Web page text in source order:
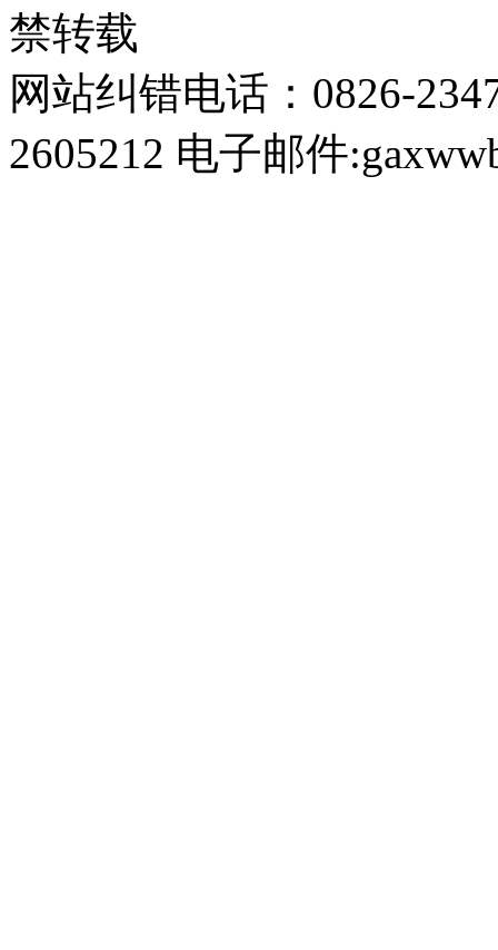
禁转载
网站纠错电话：0826-
2605212 电子邮件